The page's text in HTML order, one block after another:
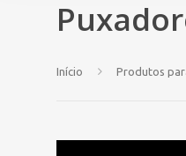
Início Produtos